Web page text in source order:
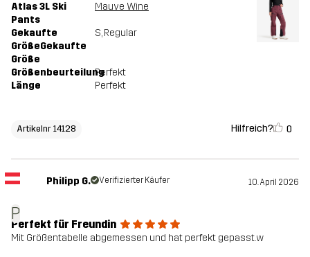
Atlas 3L Ski
Pants
Mauve Wine
Gekaufte
GrößeGekaufte
Größe
S, Regular
GrößenbeurteilungPerfekt
Länge
Perfekt
Artikelnr 14128 Hilfreich? 0
P
Philipp G. Verifizierter Käufer 10. April 2026
Perfekt für Freundin
Mit Größentabelle abgemessen und hat perfekt gepasst.w